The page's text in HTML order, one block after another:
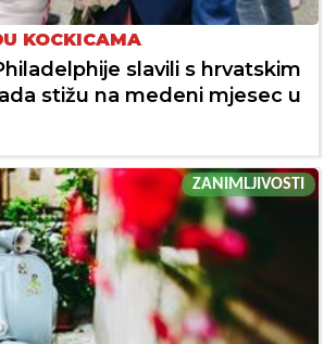
KOCKICAMA
slavili s hrvatskim
stižu na medeni mjesec u
ZANIMLJIVOSTI